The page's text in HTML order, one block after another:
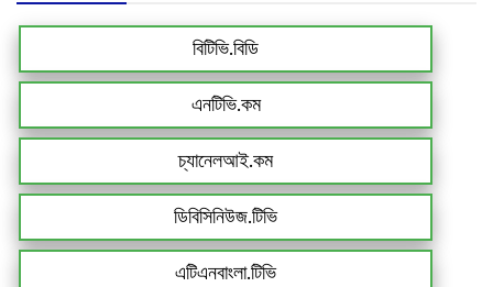
বিটিভি.বিডি
এনটিভি.কম
চ্যানেলআই.কম
ডিবিসিনিউজ.টিভি
এটিএনবাংলা.টিভি